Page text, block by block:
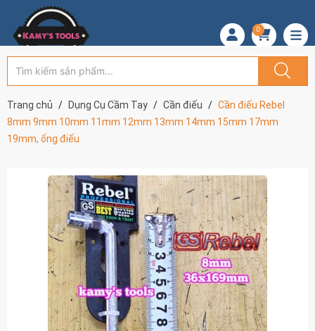
0
Trang chủ Dụng Cụ Cầm Tay Cần điếu
Cần điếu Rebel
8mm 9mm 10mm 11mm 12mm 13mm 14mm 15mm 17mm
19mm, ống điếu